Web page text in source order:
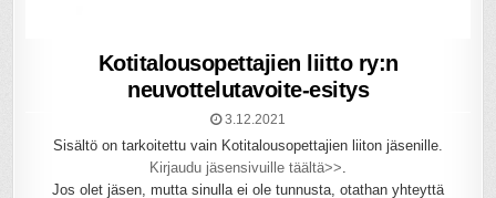
Kotitalousopettajien liitto ry:n
neuvottelutavoite-esitys
3.12.2021
Sisältö on tarkoitettu vain Kotitalousopettajien liiton jäsenille.
Kirjaudu jäsensivuille täältä>>
Jos olet jäsen, mutta sinulla ei ole tunnusta, otathan yhteyttä